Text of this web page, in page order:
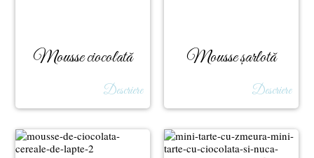
Mousse ciocolată
Descriere
Mousse șarlotă
ciocolatăDescriere